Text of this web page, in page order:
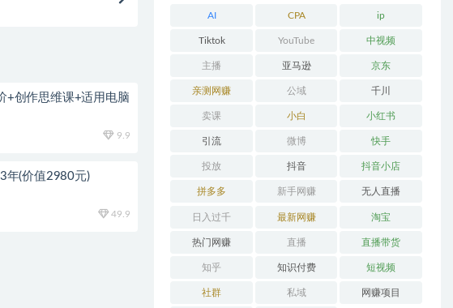
+创作思维课+适用电脑
9.9
年(价值2980元)
49.9
AI CPA ip
Tiktok YouTube 中视频
主播 亚马逊 京东
亲测网赚 公域 千川
卖课 小白 小红书
引流 微博 快手
投放 抖音 抖音小店
拼多多 新手网赚 无人直播
日入过千 最新网赚 淘宝
热门网赚 直播 直播带货
知乎 知识付费 短视频
社群 私域 网赚项目